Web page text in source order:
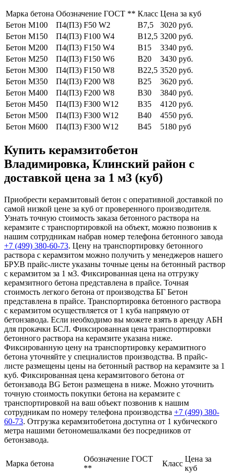
Марка бетона Обозначение ГОСТ ** Класс Цена за куб
Бетон М100
П4(П3) F50 W2 В7,5
3020 руб.
Бетон М150
П4(П3) F100 W4 В12,5 3200 руб.
Бетон М200
П4(П3) F150 W4 В15
3340 руб.
Бетон М250
П4(П3) F150 W6 В20
3430 руб.
Бетон М300
П4(П3) F150 W8 В22,5 3520 руб.
Бетон М350
П4(П3) F200 W8 В25
3620 руб.
Бетон М400
П4(П3) F200 W8 В30
3840 руб.
Бетон М450
П4(П3) F300 W12 В35
4120 руб.
Бетон М500
П4(П3) F300 W12 В40
4550 руб.
Бетон М600
П4(П3) F300 W12 В45 5180 руб
Купить керамзитобетон
Владимировка, Клинский район с
доставкой цена за 1 м3 (куб)
Приобрести керамзитовый бетон с оперативной доставкой по
самой низкой цене за куб от проверенного производителя.
Узнать точную стоимость заказа бетонного раствора на
керамзите с транспортировкой на объект, можно позвонив к
нашим сотрудникам набрав номер телефона бетонного завода
+7 (499) 380-60-73. Цену на транспортировку бетонного
раствора с керамзитом можно получить у менеджеров нашего
БРУ.В прайс-листе указаны точные цены на бетонный раствор
с керамзитом за 1 м3. Фиксированная цена на отгрузку
керамзитного бетона представлена в прайсе. Точная
стоимость легкого бетона от производства БГ Бетон
представлена в прайсе. Транспортировка бетонного раствора
с керамзитом осуществляется от 1 куба напрямую от
бетонзавода. Если необходимо вы можете взять в аренду АБН
для прокачки БСЛ. Фиксированная цена транспортировки
бетонного раствора на керамзите указана ниже.
Фиксированную цену на транспортировку керамзитного
бетона уточняйте у специалистов производства. В прайс-
листе размещены цены на бетонный раствор на керамзите за 1
куб. Фиксированная цена керамзитового бетона от
бетонзавода BG Бетон размещена в ниже. Можно уточнить
точную стоимость покупки бетона на керамзите с
транспортировкой на ваш объект позвонив к нашим
сотрудникам по номеру телефона производства +7 (499) 380-
60-73. Отгрузка керамзитобетона доступна от 1 кубического
метра нашими бетономешалками без посредников от
бетонзавода.
Марка бетона
Обозначение ГОСТ
**
Класс
Цена за
куб